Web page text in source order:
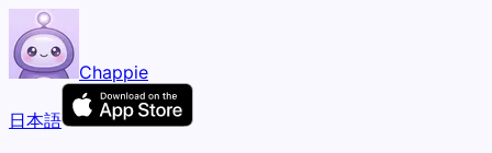
Chappie
日本語